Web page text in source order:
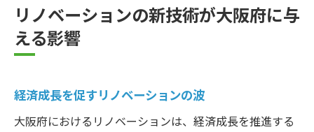
リノベーションの新技術が大阪府に与
える影響
経済成長を促すリノベーションの波
大阪府におけるリノベーションは、経済成長を推進する